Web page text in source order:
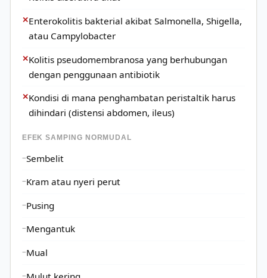
✕Enterokolitis bakterial akibat Salmonella, Shigella,
atau Campylobacter
✕Kolitis pseudomembranosa yang berhubungan
dengan penggunaan antibiotik
✕Kondisi di mana penghambatan peristaltik harus
dihindari (distensi abdomen, ileus)
EFEK SAMPING NORMUDAL
Sembelit
Kram atau nyeri perut
Pusing
Mengantuk
Mual